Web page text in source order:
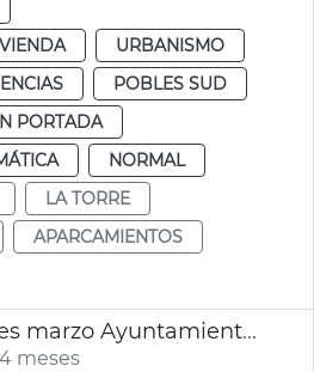
URBANISMO
POBLES SUD
PORTADA
NORMAL
LA TORRE
APARCAMIENTOS
Previa pleno mes marzo Ayuntamiento València
meses